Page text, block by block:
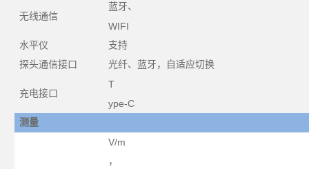
无线通信
蓝牙、
WIFI
水平仪
支持
探头通信接口
光纤、蓝牙，自适应切换
充电接口
T
ype-C
测量
V/m
，